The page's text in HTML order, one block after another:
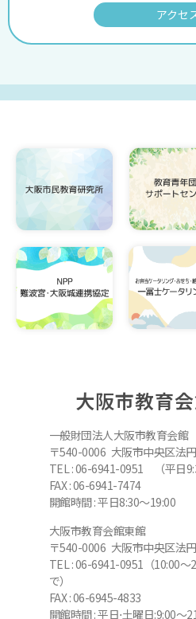
アクセ
大阪市教育
一般財団法人大阪市教育会館
〒540-0006 大阪市中央区法
TEL : 06-6941-0951 （平日
FAX : 06-6941-7474
開館時間 : 平日8:30～19:00
大阪市教育会館東館
〒540-0006 大阪市中央区法
TEL : 06-6941-0951（10:00～
で）
FAX : 06-6945-4833
開館時間 : 平日⋅土曜日:9:00～